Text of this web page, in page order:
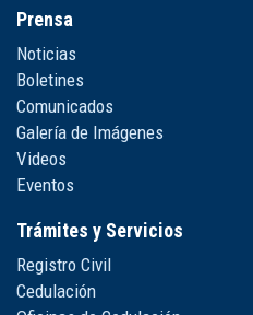
Prensa
Noticias
Boletines
Comunicados
Galería de Imágenes
Videos
Eventos
Trámites y Servicios
Registro Civil
Cedulación